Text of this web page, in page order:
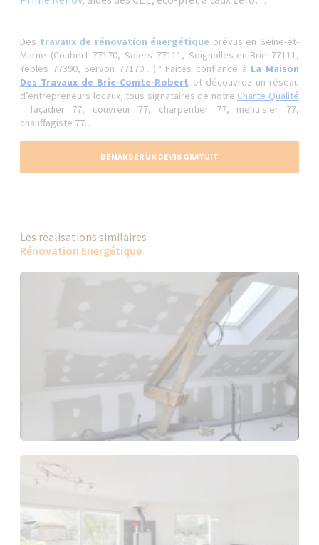
Des travaux de rénovation énergétique prévus en Seine-et-
Marne (Coubert 77170, Solers 77111, Soignolles-en-Brie 77111,
Yebles 77390, Servon 77170…) ? Faites confiance à La Maison
Des Travaux de Brie-Comte-Robert et découvrez un réseau
d’entrepreneurs locaux, tous signataires de notre Charte Qualité
: façadier 77, couvreur 77, charpentier 77, menuisier 77,
chauffagiste 77…
DEMANDER UN DEVIS GRATUIT
Les réalisations similaires
Rénovation Energétique